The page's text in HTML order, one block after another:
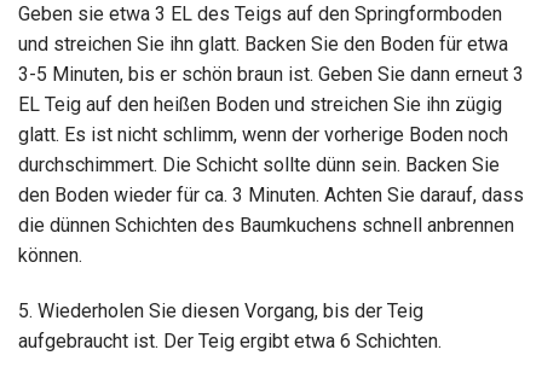
Geben sie etwa 3 EL des Teigs auf den Springformboden
und streichen Sie ihn glatt. Backen Sie den Boden für etwa
3-5 Minuten, bis er schön braun ist. Geben Sie dann erneut 3
EL Teig auf den heißen Boden und streichen Sie ihn zügig
glatt. Es ist nicht schlimm, wenn der vorherige Boden noch
durchschimmert. Die Schicht sollte dünn sein. Backen Sie
den Boden wieder für ca. 3 Minuten. Achten Sie darauf, dass
die dünnen Schichten des Baumkuchens schnell anbrennen
können.
5. Wiederholen Sie diesen Vorgang, bis der Teig
aufgebraucht ist. Der Teig ergibt etwa 6 Schichten.